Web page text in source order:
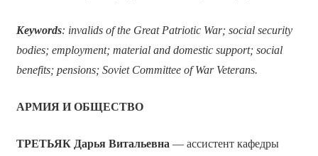
Keywords: invalids of the Great Patriotic War; social security
bodies; employment; material and domestic support; social
benefits; pensions; Soviet Committee of War Veterans.
АРМИЯ И ОБЩЕСТВО
ТРЕТЬЯК Дарья Витальевна — ассистент кафедры